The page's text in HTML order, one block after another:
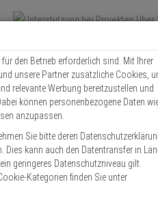
Über
Über 15
Schneller
Blindzylinder TI 120mm
den Betrieb erforderlich sind. Mit Ihrer
unsere Partner zusätzliche Cookies,
relevante Werbung bereitzustellen und
können personenbezogene Daten
anzupassen.
Sie bitte deren
Dies kann auch den Datentransfer in
geringeres Datenschutzniveau gilt.
Kategorien finden Sie unter